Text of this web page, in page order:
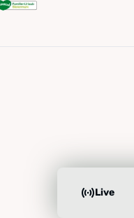
Live